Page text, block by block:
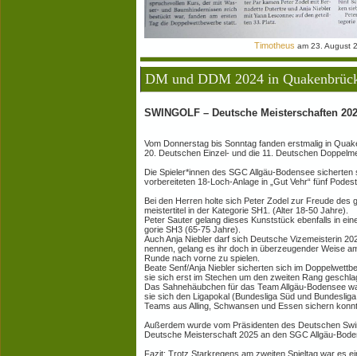
Timotheus am 23. August
DM und DDM 2024 in
SWINGOLF – Deutsche Meisterschaften
Vom Donnerstag bis Sonntag fanden erstmalig in
20. Deutschen Einzel- und die 11. Deutschen
Die Spieler*innen des SGC Allgäu-Bodensee
vorbereiteten 18-Loch-Anlage in „Gut Vehr“ fünf
Bei den Herren holte sich Peter Zodel zur Freude des
meistertitel in der Kategorie SH1. (Alter 18-50 Jahre).
Peter Sauter gelang dieses Kunststück ebenfalls in
gorie SH3 (65-75 Jahre).
Auch Anja Niebler darf sich Deutsche Vizemeisterin
nennen, gelang es ihr doch in überzeugender Weise
Runde nach vorne zu spielen.
Beate Senf/Anja Niebler sicherten sich im
sie sich erst im Stechen um den zweiten Rang
Das Sahnehäubchen für das Team Allgäu-Bodensee
sie sich den Ligapokal (Bundesliga Süd und
Teams aus Alling, Schwansen und Essen sichern
Außerdem wurde vom Präsidenten des Deutschen
Deutsche Meisterschaft 2025 an den SGC Allgäu-
Fazit: Trotz Starkregens am zweiten Spieltag war es